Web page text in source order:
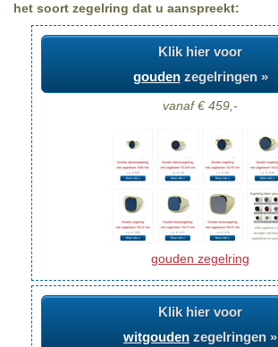
het soort zegelring dat u aanspreekt:
Klik hier voor
goudenzegelringen »
vanaf € 459,-
gouden zegelring
Klik hier voor
witgouden zegelringen »